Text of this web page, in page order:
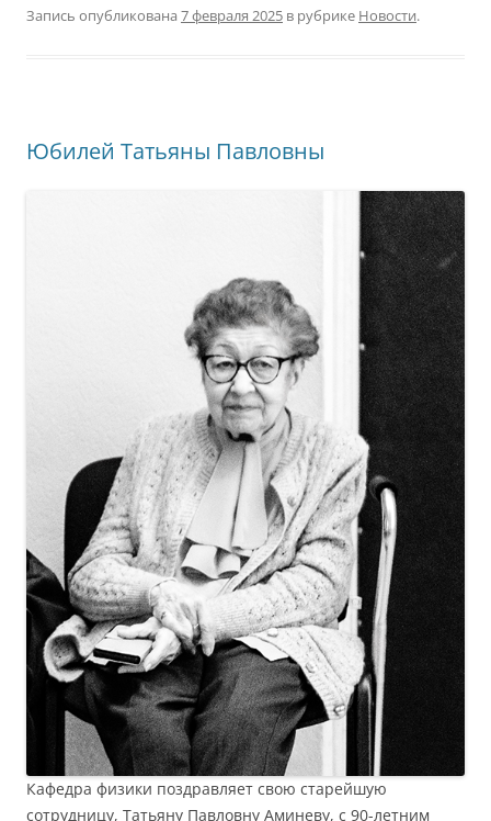
Запись опубликована 7 февраля 2025 в рубрике Новости.
Юбилей Татьяны Павловны
Кафедра физики поздравляет свою старейшую
сотрудницу, Татьяну Павловну Аминеву, с 90-летним